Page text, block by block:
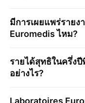
มีการเผยแพร่รายง
Euromedisไหม?
รายได้สุทธิในครึ่ง
อย่างไร?
Laboratoires